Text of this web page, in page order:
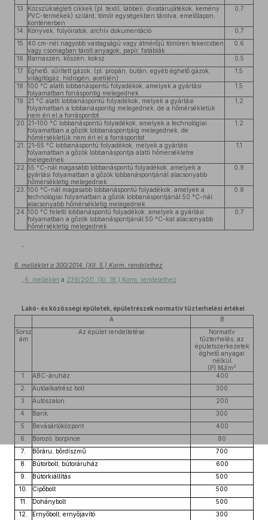
13.
Közszükségleti cikkek (pl. textil, lábbeli, divatárujátékok, kemény
PVC-termékek) szilárd, tömör egységekben tárolva, emelőlapon,
konténerben
0,7
14. Könyvek, folyóiratok, archív dokumentáció
0,7
15.
40 cm-nél nagyobb vastagságú vagy átmérőjű tömören tekercsben
vagy csomagban tárolt anyagok, papír, fatáblák
0,6
16. Barnaszén, kőszén, koksz
0,5
17.
Éghető, sűrített gázok, (pl. propán, bután, egyéb éghető gázok,
világítógáz, hidrogén, acetilén)
1,5
18.
100 °C alatti lobbanáspontú folyadékok, amelyek a gyártási
folyamatban forráspontig melegednek
1,5
19.
21 °C alatti lobbanáspontú folyadékok, melyek a gyártási
folyamatban a lobbanáspontig melegednek, de a hőmérsékletük
nem éri el a forráspontot
1,2
20. 21–100 °C lobbanáspontú folyadékok, amelyek a technológiai
folyamatban a gőzök lobbanáspontjáig melegednek, de
hőmérsékletük nem éri el a forráspontot
1,2
21.
21–55 °C lobbanáspontú folyadékok, melyek a gyártási
folyamatban a gőzök lobbanáspontja alatti hőmérsékletre
melegednek
1,1
22. 55 °C-nál magasabb lobbanáspontú folyadékok, amelyek a
gyártási folyamatban a gőzök lobbanáspontjánál alacsonyabb
hőmérsékletig melegednek
0,9
23. 100 °C-nál magasabb lobbanáspontú folyadékok, amelyek a
technológiai folyamatban a gőzök lobbanáspontjánál 50 °C-nál
alacsonyabb hőmérsékletig melegednek
0,8
24. 100 °C feletti lobbanáspontú folyadékok, amelyek a gyártási
folyamatban a gőzök lobbanáspontjánál 50 °C-kal alacsonyabb
hőmérsékletig melegednek
0,7
”
6. melléklet a 300/2014. (XII. 5.) Korm. rendelethez
6. melléklet a 239/2011. (XI. 18.) Korm. rendelethez
Lakó- és közösségi épületek, épületrészek normatív tűzterhelési értékei
A
B
Sorsz
ám
Az épület rendeltetése
Normatív
tűzterhelés, az
épületszerkezetek
éghető anyagai
nélkül
(P) MJ/m 2
1. ABC-áruház
400
2.
Autóalkatrész bolt
300
3.
Autószalon
200
4.
Bank
300
5.
Bevásárlóközpont
400
6.
Borozó, borpince
80
7.
Bőráru, bőrdíszmű
700
8.
Bútorbolt, bútoráruház
600
9.
Bútorkiállítás
500
10.
Cipőbolt
500
11.
Dohánybolt
500
12.
Ernyőbolt, ernyőjavító
300